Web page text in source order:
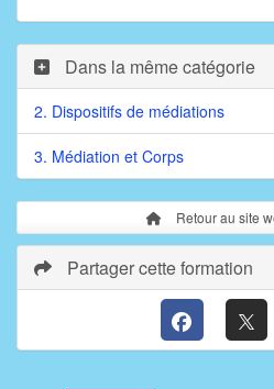
Dans la même catégorie
2. Dispositifs de médiations
3. Médiation et Corps
Retour au site
Partager cette formation